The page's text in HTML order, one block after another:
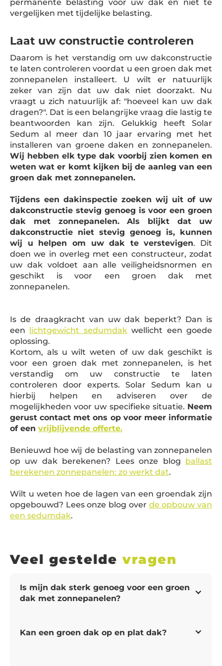
permanente belasting voor uw dak en niet te
vergelijken met tijdelijke belasting.
Laat uw constructie controleren
Daarom is het verstandig om uw dakconstructie
te laten controleren voordat u een groen dak met
zonnepanelen installeert. U wilt er natuurlijk
zeker van zijn dat uw dak niet doorzakt. Nu
vraagt u zich natuurlijk af: "hoeveel kan uw dak
dragen?". Dat is een belangrijke vraag die lastig te
beantwoorden kan zijn. Gelukkig heeft Solar
Sedum al meer dan 10 jaar ervaring met het
installeren van groene daken en zonnepanelen.
Wij hebben elk type dak voorbij zien komen en
weten wat er komt kijken bij de aanleg van een
groen dak met zonnepanelen.
Tijdens een dakinspectie zoeken wij uit of uw
dakconstructie stevig genoeg is voor een groen
dak met zonnepanelen. Als blijkt dat uw
dakconstructie niet stevig genoeg is, kunnen
wij u helpen om uw dak te verstevigen. Dit
doen we in overleg met een constructeur, zodat
uw dak voldoet aan alle veiligheidsnormen en
geschikt is voor een groen dak met
zonnepanelen.
Is de draagkracht van uw dak beperkt? Dan is
een lichtgewicht sedumdakwellicht een goede
oplossing.
Kortom, als u wilt weten of uw dak geschikt is
voor een groen dak met zonnepanelen, is het
verstandig om uw constructie te laten
controleren door experts. Solar Sedum kan u
hierbij helpen en adviseren over de
mogelijkheden voor uw specifieke situatie. Neem
gerust contact met ons op voor meer informatie
of een vrijblijvende offerte.
Benieuwd hoe wij de belasting van zonnepanelen
op uw dak berekenen? Lees onze blog ballast
berekenen zonnepanelen: zo werkt dat.
Wilt u weten hoe de lagen van een groendak zijn
opgebouwd? Lees onze blog over de opbouw van
een sedumdak.
Veel gesteldevragen
Is mijn dak sterk genoeg voor een groen
dak met zonnepanelen?
moet houden: is uw dak sterk genoeg voor
een groen dak met zonnepanelen? Een
Kan een groen dak op en plat dak?